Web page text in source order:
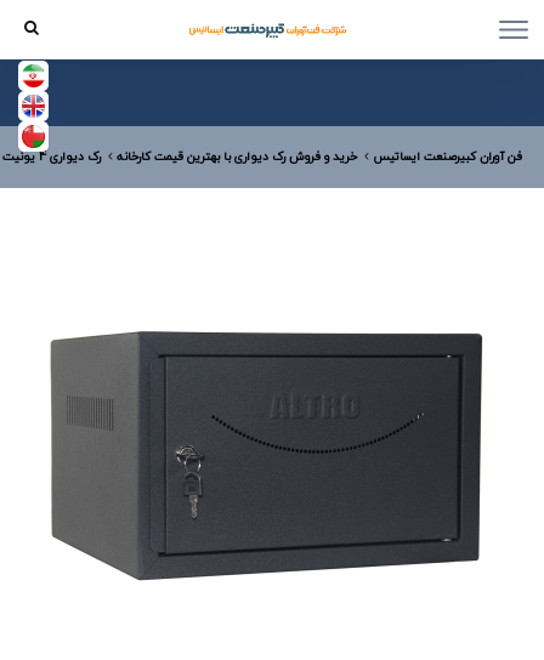
فن آوران کبیرصنعت ایساتیس خرید و فروش رک دیواری با بهترین قیمت کارخانه رک دیواری 4 یونیت با عمق 36 درب فلزی